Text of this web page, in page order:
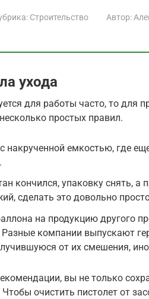
Строительство Автор:
ухода
для работы часто, то для
простых правил.
накрученной емкостью, где
кончился, упаковку снять, а
сделать это довольно
на продукцию другого
компании выпускают
от их смешения,
вы не только
очистить пистолет от